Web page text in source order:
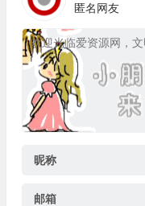
匿名网友
昵称
邮箱